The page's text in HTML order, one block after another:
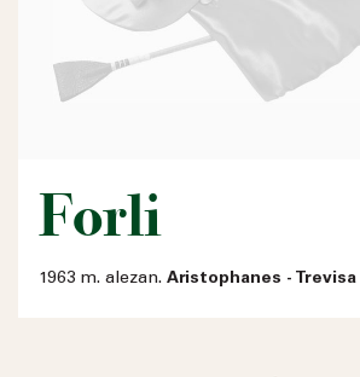
Forli
1963 m. alezan. Aristophanes - Trevisa